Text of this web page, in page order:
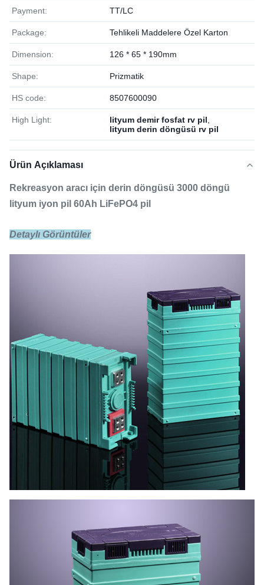
Payment: TT/LC
Package: Tehlikeli Maddelere Özel Karton
Dimension: 126 * 65 * 190mm
Shape: Prizmatik
HS code: 8507600090
High Light: lityum demir fosfat rv pil
lityum derin döngüsü rv pil
Ürün Açıklaması
Rekreasyon aracı için derin döngüsü 3000 döngü
lityum iyon pil 60Ah LiFePO4 pil
Detaylı Görüntüler